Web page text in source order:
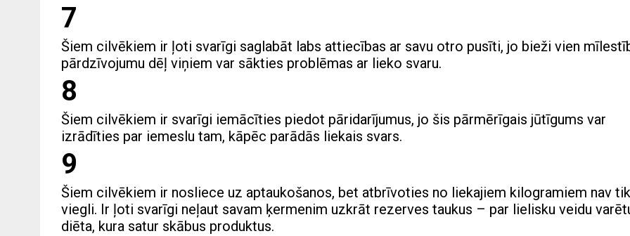
7
Šiem cilvēkiem ir ļoti svarīgi saglabāt labs attiecības ar savu otro pusīti, jo bieži vien
pārdzīvojumu dēļ viņiem var sākties problēmas ar lieko svaru.
8
Šiem cilvēkiem ir svarīgi iemācīties piedot pāridarījumus, jo šis pārmērīgais jūtīgums var
izrādīties par iemeslu tam, kāpēc parādās liekais svars.
9
Šiem cilvēkiem ir nosliece uz aptaukošanos, bet atbrīvoties no liekajiem kilogramiem nav tik
viegli. Ir ļoti svarīgi neļaut savam ķermenim uzkrāt rezerves taukus – par lielisku veidu
diēta, kura satur skābus produktus.